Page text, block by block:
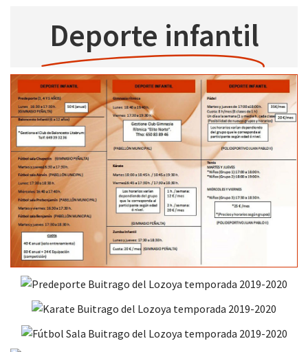
Deporte infantil